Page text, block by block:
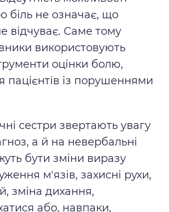
біль не означає, що
відчуває. Саме тому
використовують
оцінки болю,
пацієнтів із порушеннями
сестри звертають увагу
а й на невербальні
бути зміни виразу
м'язів, захисні рухи,
зміна дихання,
або, навпаки,